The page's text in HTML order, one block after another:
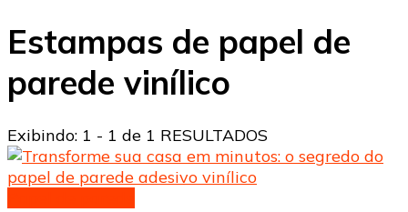
Estampas de papel de
parede vinílico
Exibindo: 1 - 1 de 1 RESULTADOS